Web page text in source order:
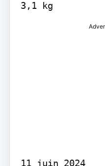
11 juin 2024